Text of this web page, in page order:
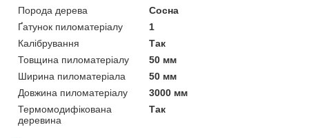
Порода дерева
Сосна
Ґатунок пиломатеріалу
1
Калібрування
Так
Товщина пиломатеріалу
50 мм
Ширина пиломатеріала
50 мм
Довжина пиломатеріалу
3000 мм
Термомодифікована
деревина
Так